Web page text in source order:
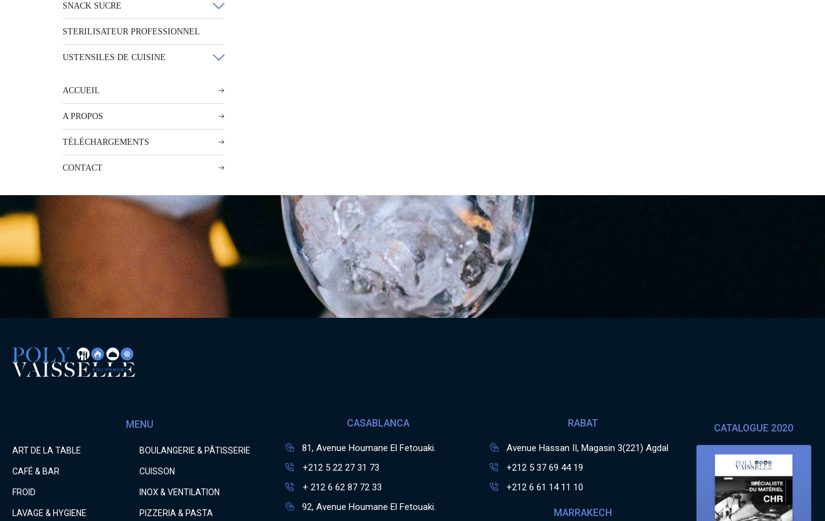
SNACK SUCRE
STERILISATEUR PROFESSIONNEL
USTENSILES DE CUISINE
ACCUEIL
A PROPOS
TÉLÉCHARGEMENTS
CONTACT
MENU
ART DE LA TABLE BOULANGERIE & PÂTISSERIE
CAFÉ & BAR CUISSON
FROID INOX & VENTILATION
LAVAGE & HYGIENE PIZZERIA & PASTA
CASABLANCA
81, Avenue Houmane El Fetouaki.
+212 5 22 27 31 73
+ 212 6 62 87 72 33
92, Avenue Houmane El Fetouaki.
RABAT
Avenue Hassan II, Magasin 3(221) Agdal
+212 5 37 69 44 19
+212 6 61 14 11 10
MARRAKECH
CATALOGUE 2020